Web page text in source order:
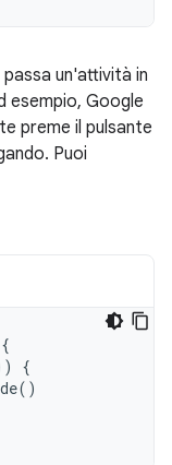
un'attività in
esempio, Google
preme il pulsante
Puoi
{
{
()